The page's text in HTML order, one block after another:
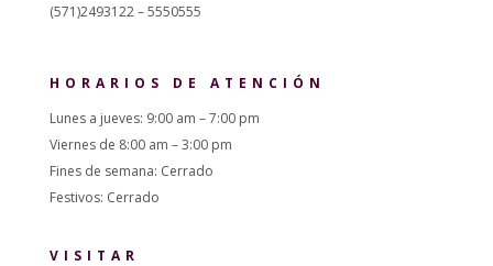
(571)2493122 – 5550555
HORARIOS DE ATENCIÓN
Lunes a jueves: 9:00 am – 7:00 pm
Viernes de 8:00 am – 3:00 pm
Fines de semana: Cerrado
Festivos: Cerrado
VISITAR